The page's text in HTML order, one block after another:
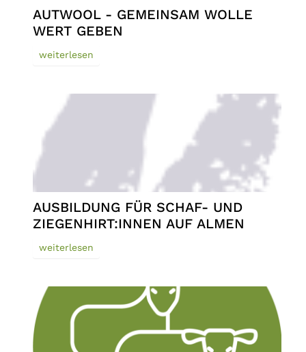
AUTWOOL - GEMEINSAM WOLLE
WERT GEBEN
weiterlesen
AUSBILDUNG FÜR SCHAF- UND
ZIEGENHIRT:INNEN AUF ALMEN
weiterlesen